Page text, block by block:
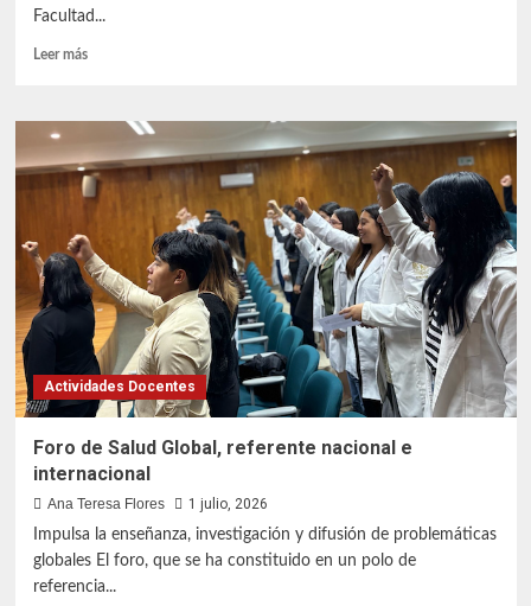
Facultad...
Leer másLeer
La
referente
internacional
en
estudio
de
los
rotíferos
Actividades Docentes
Foro de Salud Global, referente nacional e
internacional
Ana Teresa Flores
1 julio, 2026
Impulsa la enseñanza, investigación y difusión de problemáticas
globales El foro, que se ha constituido en un polo de
referencia...